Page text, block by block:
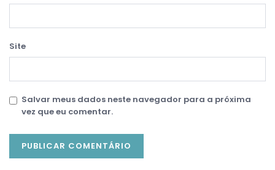
Site
Salvar meus dados neste navegador para a próxima
vez que eu comentar.